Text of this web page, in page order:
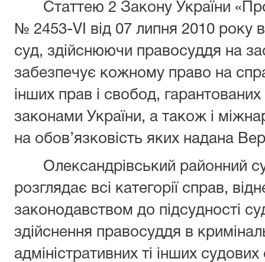
Статтею 2 Закону України «Про
№ 2453-VI від 07 липня 2010 року
суд, здійснюючи правосуддя на
забезпечує кожному право на
інших прав і свобод, гарантованих
законами України, а також і
на обов’язковість яких надана
Олександрівський районний суд
розглядає всі категорії справ,
законодавством до підсудності
здійснення правосуддя в
адміністративних ті інших